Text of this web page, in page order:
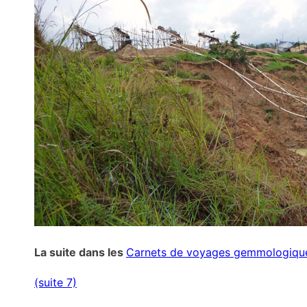
La suite dans les Carnets de voyages
(suite 7)